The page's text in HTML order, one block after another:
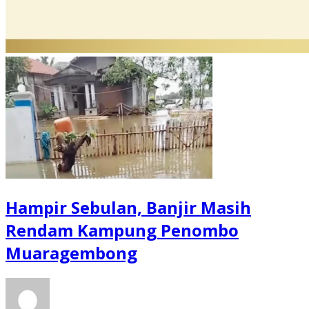
Hampir Sebulan, Banjir Masih
Rendam Kampung Penombo
Muaragembong